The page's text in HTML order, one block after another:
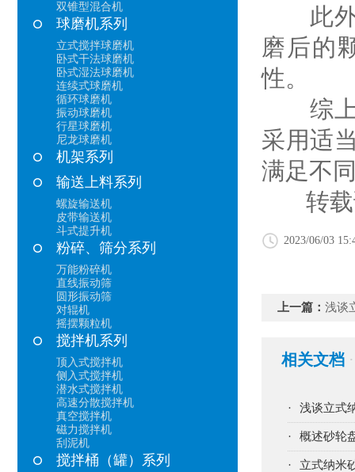
双锥型混合机
球磨机系列
立式搅拌球磨机
卧式干法球磨机
卧式湿法球磨机
连续式球磨机
循环球磨机
振动球磨机
行星球磨机
尼龙球磨机
机架系列
输送上料系列
螺旋输送机
皮带输送机
斗式提升机
粉碎、筛分系列
万能粉碎机
直线振动筛
圆形振动筛
对辊机
摇摆颗粒机
搅拌机系列
顶入式搅拌机
侧入式搅拌机
潜水式搅拌机
高速分散搅拌机
真空搅拌机
磁力搅拌机
刮泥机
搅拌桶（罐）系列
此外
磨后的
性。
综上
采用适
满足不
转载
2023/06/03
上一篇： 浅谈
相关文档
· 浅谈立式
· 概述砂轮
· 立式纳米